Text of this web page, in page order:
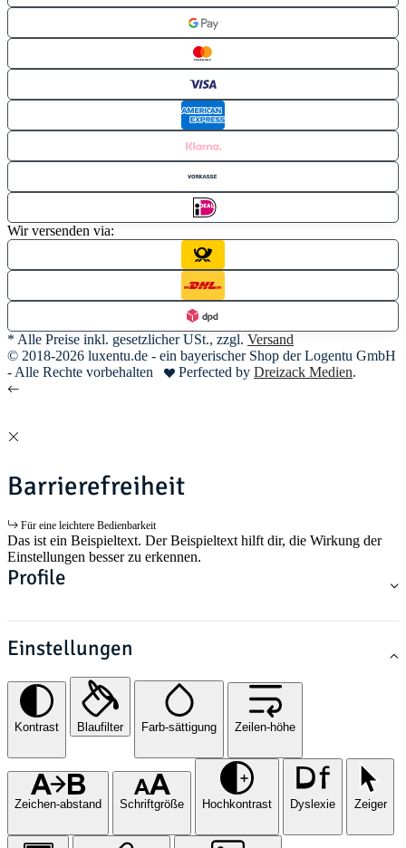
Wir versenden via:
* Alle Preise inkl. gesetzlicher USt., zzgl. Versand
© 2018-2026 luxentu.de - ein bayerischer Shop der Logentu GmbH
- Alle Rechte vorbehalten
Perfected by Dreizack Medien.
Barrierefreiheit
Für eine leichtere Bedienbarkeit
Das ist ein Beispieltext. Der Beispieltext hilft dir, die Wirkung der
Einstellungen besser zu erkennen.
Profile
Einstellungen
Kontrast Blaufilter Farb-sättigung Zeilen-höhe
Zeichen-abstand Schriftgröße Hochkontrast Dyslexie Zeiger